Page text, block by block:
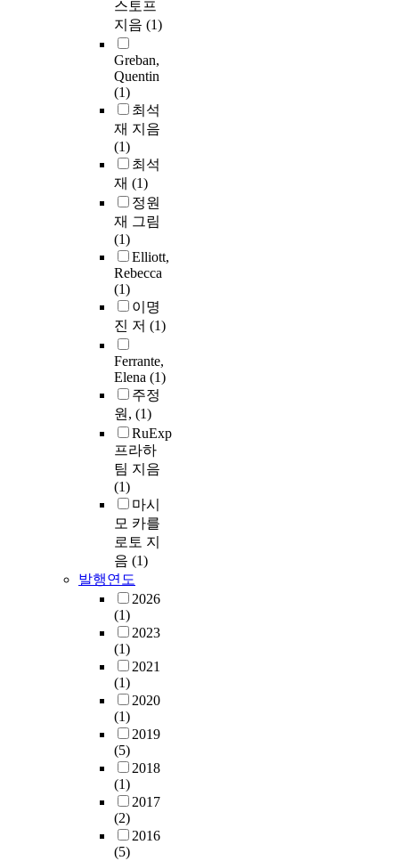
스토프
지음 (1)
Greban,
Quentin
(1)
최석
재 지음
(1)
최석
재 (1)
정원
재 그림
(1)
Elliott,
Rebecca
(1)
이명
진 저 (1)
Ferrante,
Elena (1)
주정
원, (1)
RuExp
프라하
팀 지음
(1)
마시
모 카를
로토 지
음 (1)
발행연도
2026
(1)
2023
(1)
2021
(1)
2020
(1)
2019
(5)
2018
(1)
2017
(2)
2016
(5)